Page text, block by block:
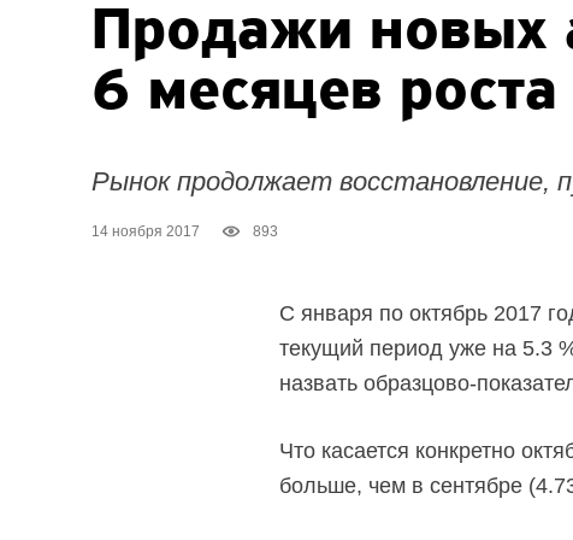
Продажи новых
6 месяцев роста
Рынок продолжает восстановление,
14 ноября 2017 893
С января по октябрь 2017
текущий период уже на 5.3
назвать образцово-
Что касается конкретно
больше, чем в сентябре